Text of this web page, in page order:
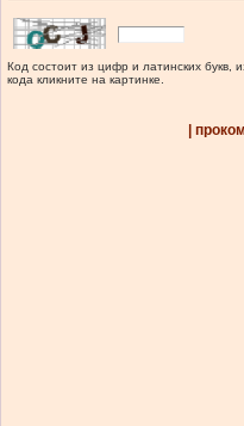
Код состоит из цифр и латинских букв,
кода кликните на картинке.
|